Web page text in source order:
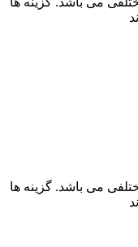
می باشد. گزینه ها